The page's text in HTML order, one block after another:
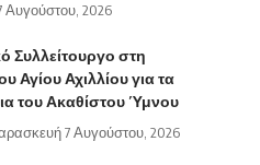
Αυγούστου, 2026
Συλλείτουργο στη
Αγίου Αχιλλίου για τα
του Ακαθίστου Ύμνου
7 Αυγούστου, 2026